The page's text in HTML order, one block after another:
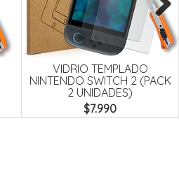
VIDRIO TEMPLADO
NINTENDO SWITCH 2 (PACK
2 UNIDADES)
$7.990
Next